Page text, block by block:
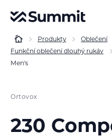
Produkty Oblečení
Funkční oblečení dlouhý rukáv
Men's
Ortovox
230